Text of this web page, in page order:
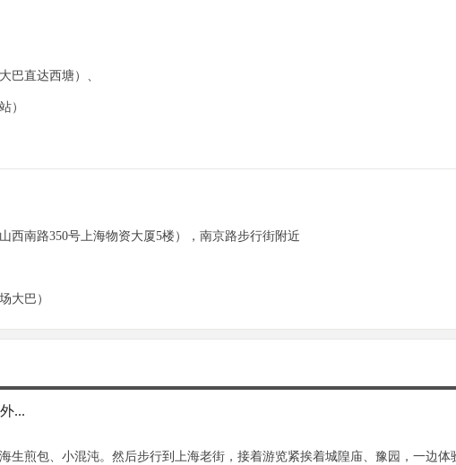
巴直达西塘）、
）
西南路350号上海物资大厦5楼），南京路步行街附近
大巴）
...
生煎包、小混沌。然后步行到上海老街，接着游览紧挨着城隍庙、豫园，一边